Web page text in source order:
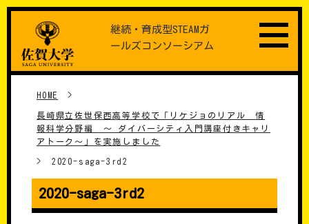
content
継続・育成型STEAMガ
ールズコンソーシアム
HOME >
長崎県立佐世保西高等学校で「リケジョのリアル 情
報科学分野編 ～ ダイバーシティ入門講座付きキャリ
アトーク～」を実施しました
> 2020-saga-3rd2
2020-saga-3rd2